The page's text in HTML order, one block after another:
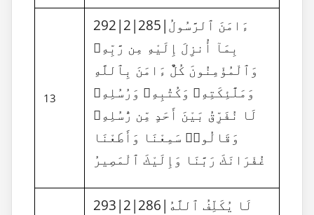
13
292|2|285|ءَامَنَ ٱلرَّسُولُ
بِمَآ أُنزِلَ إِلَيْهِ مِن رَّبِّهِۦ
وَٱلْمُؤْمِنُونَ كُلٌّ ءَامَنَ بِٱللَّهِ
وَمَلَٰٓئِكَتِهِۦ وَكُتُبِهِۦ وَرُسُلِهِۦ
لَا نُفَرِّقُ بَيْنَ أَحَدٍ مِّن رُّسُلِهِۦ
وَقَالُوا۟ سَمِعْنَا وَأَطَعْنَا
غُفْرَانَكَ رَبَّنَا وَإِلَيْكَ ٱلْمَصِيرُ
293|2|286|لَا يُكَلِّفُ ٱللَّهُ